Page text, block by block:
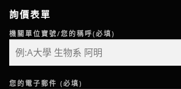
詢價表單
機關單位寶號/您的稱呼(必填)
您的電子郵件 (必填)